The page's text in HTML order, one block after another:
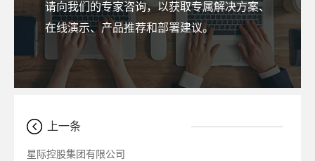
请向我们的专家咨询，以获取专属解决方案、
在线演示、产品推荐和部署建议。
上一条
星际控股集团有限公司